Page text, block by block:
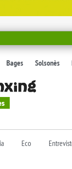
Bages Solsonès
Eco